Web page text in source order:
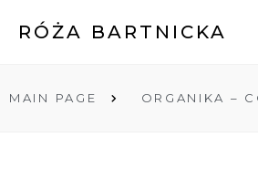
RÓŻA BARTNICKA
MAIN PAGE ORGANIKA –